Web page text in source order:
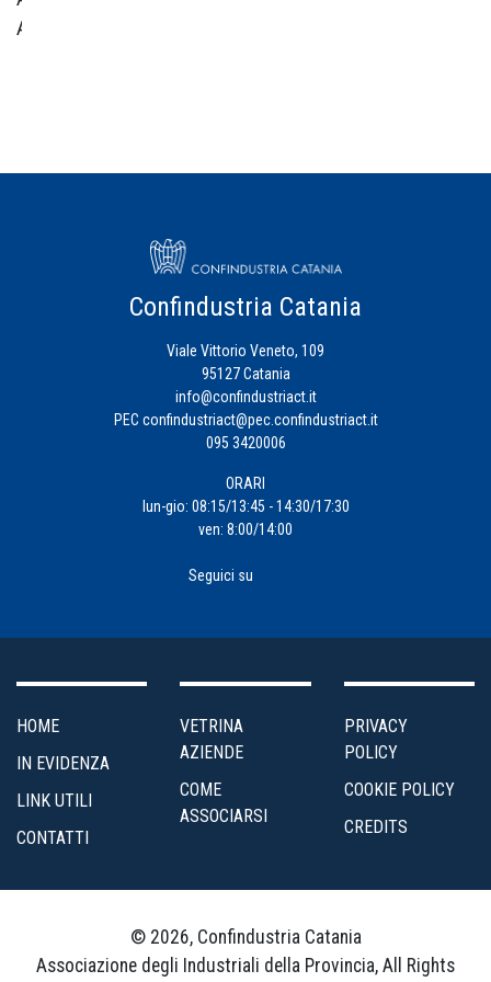
Amministrativa
Credito
Internazionalizzazione
Marketing
e
Servizi
Soci
Organizzazione
Confindustria Catania
Viale Vittorio Veneto, 109
95127 Catania
info@confindustriact.it
PEC confindustriact@pec.confindustriact.it
095 3420006
ORARI
lun-gio: 08:15/13:45 - 14:30/17:30
ven: 8:00/14:00
Seguici su
HOME
IN EVIDENZA
LINK UTILI
CONTATTI
VETRINA
AZIENDE
COME
ASSOCIARSI
PRIVACY
POLICY
COOKIE POLICY
CREDITS
© 2026, Confindustria Catania
Associazione degli Industriali della Provincia, All Rights